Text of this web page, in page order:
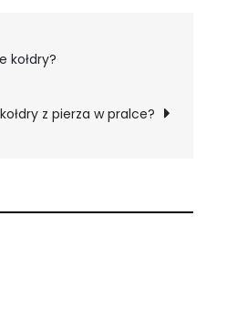
kołdry?
z pierza w pralce?